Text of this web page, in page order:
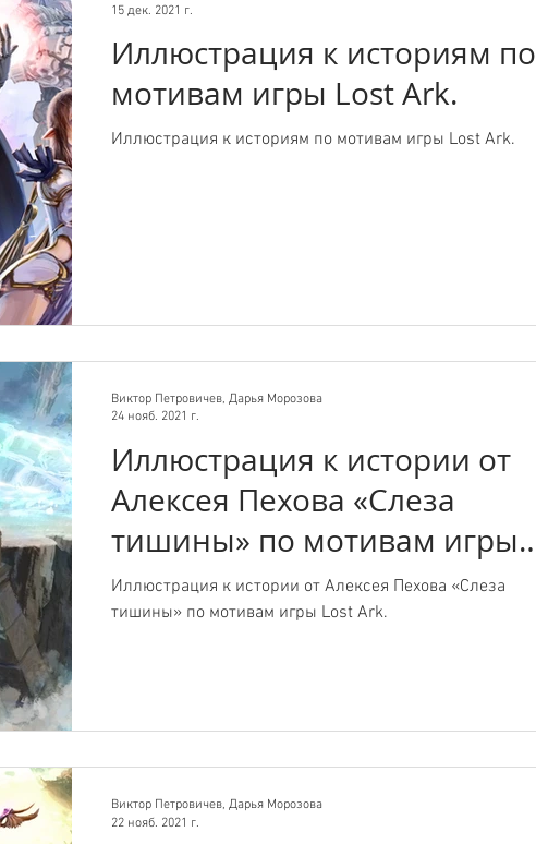
Иллюстрация к историям по
мотивам игры Lost Ark.
Иллюстрация к историям по мотивам игры Lost Ark.
15 дек. 2021 г.
Иллюстрация к истории от
Алексея Пехова «Слеза
тишины» по мотивам игры
Lost Ark.
Иллюстрация к истории от Алексея Пехова «Слеза
тишины» по мотивам игры Lost Ark.
Виктор Петровичев, Дарья Морозова
24 нояб. 2021 г.
Виктор Петровичев, Дарья Морозова
22 нояб. 2021 г.